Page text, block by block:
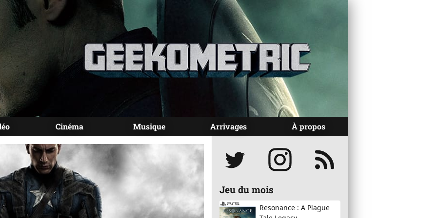
Cinéma Musique Arrivages À propos
Réseaux
Jeu du mois
Resonance : A Plague